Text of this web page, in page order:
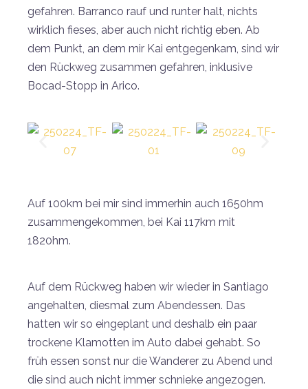
gefahren. Barranco rauf und runter halt, nichts
wirklich fieses, aber auch nicht richtig eben. Ab
dem Punkt, an dem mir Kai entgegenkam, sind wir
den Rückweg zusammen gefahren, inklusive
Bocad-Stopp in Arico.
Auf 100km bei mir sind immerhin auch 1650hm
zusammengekommen, bei Kai 117km mit
1820hm.
Auf dem Rückweg haben wir wieder in Santiago
angehalten, diesmal zum Abendessen. Das
hatten wir so eingeplant und deshalb ein paar
trockene Klamotten im Auto dabei gehabt. So
früh essen sonst nur die Wanderer zu Abend und
die sind auch nicht immer schnieke angezogen.